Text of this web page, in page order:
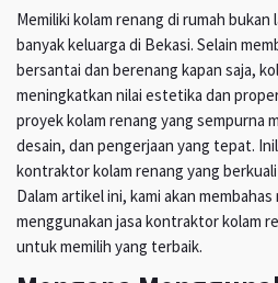
Memiliki kolam renang di rumah bukan
banyak keluarga di Bekasi. Selain
bersantai dan berenang kapan saja,
meningkatkan nilai estetika dan
proyek kolam renang yang sempurna
desain, dan pengerjaan yang tepat.
kontraktor kolam renang yang
Dalam artikel ini, kami akan
menggunakan jasa kontraktor kolam
untuk memilih yang terbaik.